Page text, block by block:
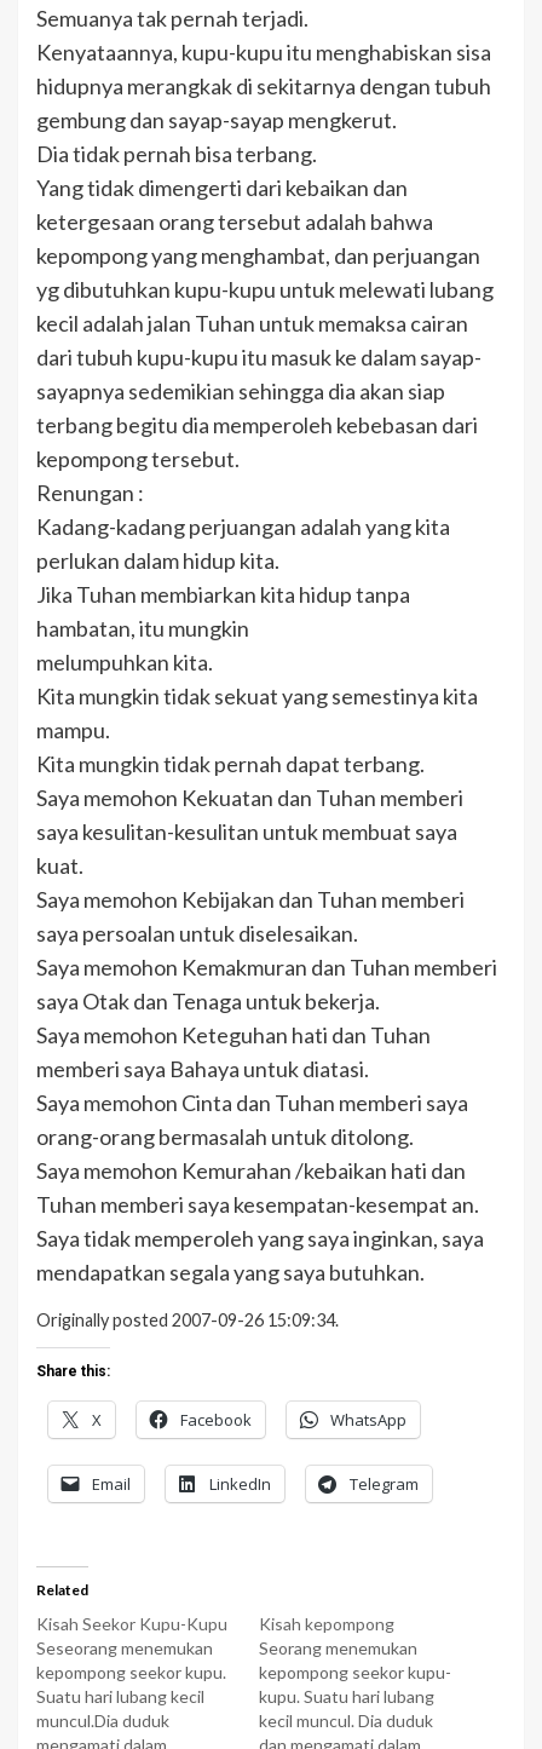
Semuanya tak pernah terjadi.
Kenyataannya, kupu-kupu itu menghabiskan sisa
hidupnya merangkak di sekitarnya dengan tubuh
gembung dan sayap-sayap mengkerut.
Dia tidak pernah bisa terbang.
Yang tidak dimengerti dari kebaikan dan
ketergesaan orang tersebut adalah bahwa
kepompong yang menghambat, dan perjuangan
yg dibutuhkan kupu-kupu untuk melewati lubang
kecil adalah jalan Tuhan untuk memaksa cairan
dari tubuh kupu-kupu itu masuk ke dalam sayap-
sayapnya sedemikian sehingga dia akan siap
terbang begitu dia memperoleh kebebasan dari
kepompong tersebut.
Renungan :
Kadang-kadang perjuangan adalah yang kita
perlukan dalam hidup kita.
Jika Tuhan membiarkan kita hidup tanpa
hambatan, itu mungkin
melumpuhkan kita.
Kita mungkin tidak sekuat yang semestinya kita
mampu.
Kita mungkin tidak pernah dapat terbang.
Saya memohon Kekuatan dan Tuhan memberi
saya kesulitan-kesulitan untuk membuat saya
kuat.
Saya memohon Kebijakan dan Tuhan memberi
saya persoalan untuk diselesaikan.
Saya memohon Kemakmuran dan Tuhan memberi
saya Otak dan Tenaga untuk bekerja.
Saya memohon Keteguhan hati dan Tuhan
memberi saya Bahaya untuk diatasi.
Saya memohon Cinta dan Tuhan memberi saya
orang-orang bermasalah untuk ditolong.
Saya memohon Kemurahan /kebaikan hati dan
Tuhan memberi saya kesempatan-kesempat an.
Saya tidak memperoleh yang saya inginkan, saya
mendapatkan segala yang saya butuhkan.
Originally posted 2007-09-26 15:09:34.
Share this:
X Facebook WhatsApp
Email LinkedIn Telegram
Related
Kisah Seekor Kupu-Kupu
Seseorang menemukan
kepompong seekor kupu.
Suatu hari lubang kecil
muncul.Dia duduk
Kisah kepompong
Seorang menemukan
kepompong seekor kupu-
kupu. Suatu hari lubang
kecil muncul. Dia duduk